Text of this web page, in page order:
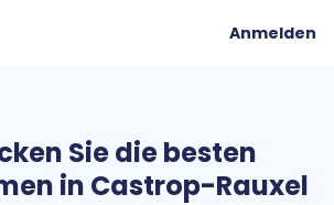
Anmelden
Sie die besten
in Castrop-Rauxel